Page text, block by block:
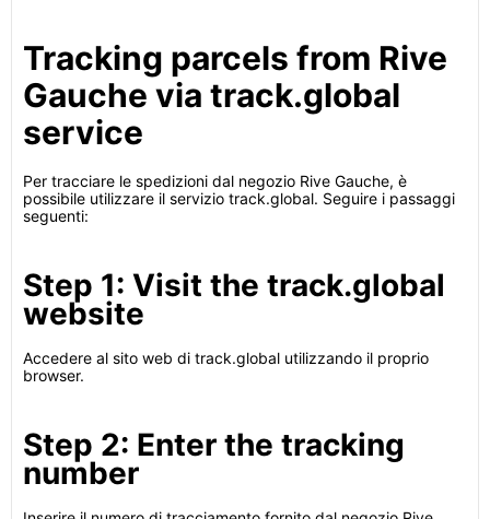
Tracking parcels from Rive
Gauche via track.global
service
Per tracciare le spedizioni dal negozio Rive Gauche, è
possibile utilizzare il servizio track.global. Seguire i passaggi
seguenti:
Step 1: Visit the track.global
website
Accedere al sito web di track.global utilizzando il proprio
browser.
Step 2: Enter the tracking
number